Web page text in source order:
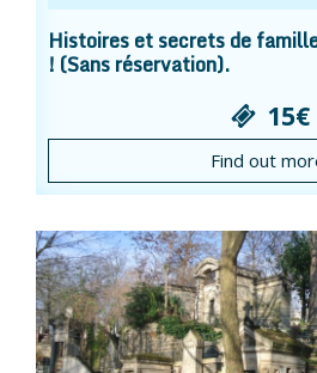
Histoires et secrets de
! (Sans réservation).
15€
Find out